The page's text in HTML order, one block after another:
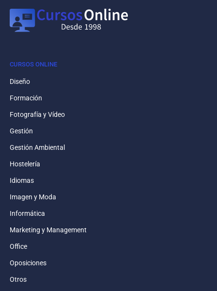
CURSOS ONLINE
Diseño
Formación
Fotografía y Vídeo
Gestión
Gestión Ambiental
Hostelería
Idiomas
Imagen y Moda
Informática
Marketing y Management
Office
Oposiciones
Otros